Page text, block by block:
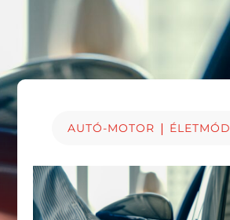
AUTÓ-MOTOR | ÉLETMÓD